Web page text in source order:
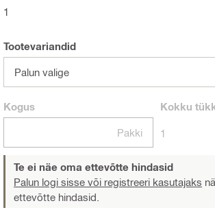
1
Tootevariandid
Palun valige
Kogus
Pakki
Kokku
1
Te ei näe oma ettevõtte hindasid
Palun logi sisse või registreeri kasutajaks
ettevõtte hindasid.